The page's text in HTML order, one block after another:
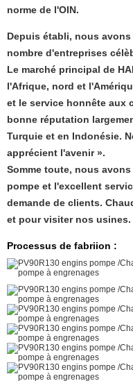
norme de l'OIN.
Depuis établi, nous
nombre d'entreprises
Le marché principal de
l'Afrique, nord et
et le service honnête aux
bonne réputation
Turquie et en Indonésie.
apprécient l'avenir ».
Somme toute, nous
pompe et l'excellent
demande de clients.
et pour visiter nos usines.
Processus de fabriion :